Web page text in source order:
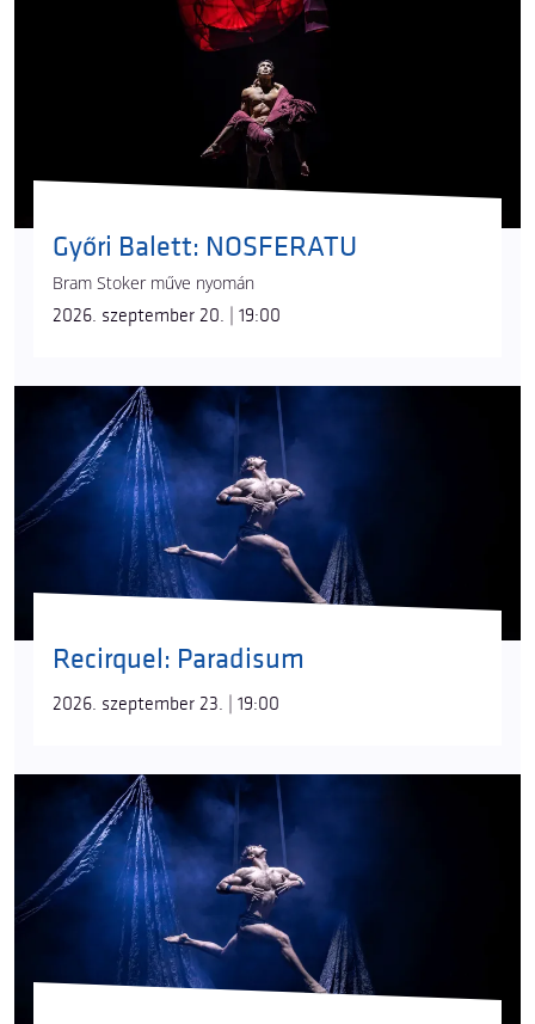
Győri Balett: NOSFERATU
Bram Stoker műve nyomán
2026. szeptember 20. | 19:00
Recirquel: Paradisum
2026. szeptember 23. | 19:00